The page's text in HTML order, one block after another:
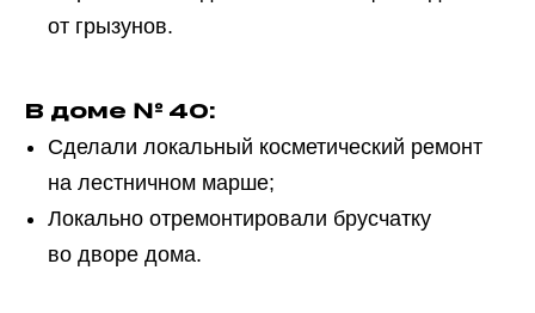
от грызунов.
В доме № 40:
Сделали локальный косметический ремонт
на лестничном марше;
Локально отремонтировали брусчатку
во дворе дома.